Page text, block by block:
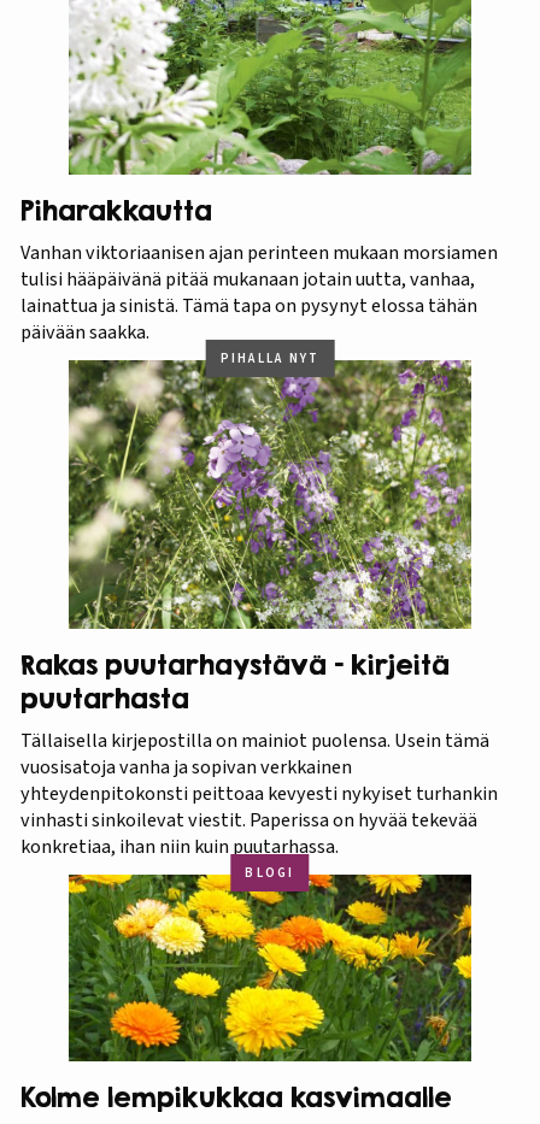
Piharakkautta
Vanhan viktoriaanisen ajan perinteen mukaan morsiamen
tulisi hääpäivänä pitää mukanaan jotain uutta, vanhaa,
lainattua ja sinistä. Tämä tapa on pysynyt elossa tähän
päivään saakka.
PIHALLA NYT
Rakas puutarhaystävä – kirjeitä
puutarhasta
Tällaisella kirjepostilla on mainiot puolensa. Usein tämä
vuosisatoja vanha ja sopivan verkkainen
yhteydenpitokonsti peittoaa kevyesti nykyiset turhankin
vinhasti sinkoilevat viestit. Paperissa on hyvää tekevää
konkretiaa, ihan niin kuin puutarhassa.
BLOGI
Kolme lempikukkaa kasvimaalle